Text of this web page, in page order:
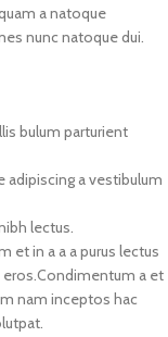
a natoque
nunc natoque dui.
bulum parturient
adipiscing a vestibulum
lectus.
et in a a a purus lectus
eros.Condimentum a et
nam inceptos hac